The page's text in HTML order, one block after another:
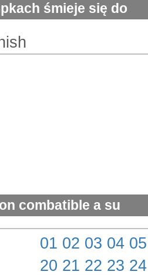
śmieje się do
combatible a su
y le prende fuego
01 02 03 04 05
20 21 22 23 24